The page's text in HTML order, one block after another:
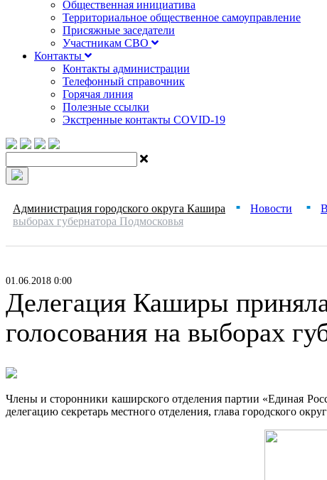
Общественная инициатива
Территориальное общественное самоуправление
Присяжные заседатели
Участникам СВО
Контакты
Контакты администрации
Телефонный справочник
Горячая линия
Полезные ссылки
Экстренные контакты COVID-19
Администрация городского округа Кашира ■ Новости ■
выборах губернатора Подмосковья
01.06.2018 0:00
Делегация Каширы приняла
голосования на выборах
Члены и сторонники каширского отделения партии «Единая
делегацию секретарь местного отделения, глава городского